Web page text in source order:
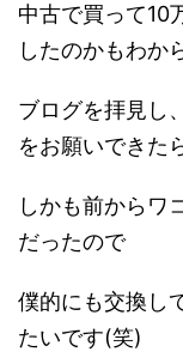
中古で買って10
したのかもわか
ブログを拝見し
をお願いできた
しかも前からワ
だったので
僕的にも交換し
たいです(笑)